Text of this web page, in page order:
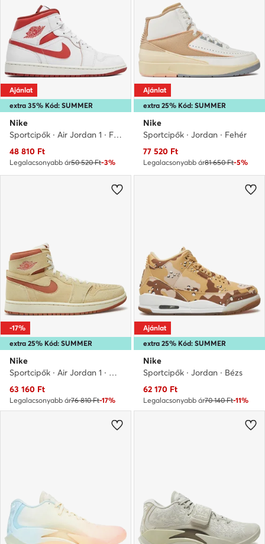
extra 35% Kód: SUMMER
Ajánlat
Nike
Sportcipők · Air Jordan 1 · Fehér
Aktuális ár
48 810 Ft
Legalacsonyabb ár50 520 Ft-3%
extra 25% Kód: SUMMER
Ajánlat
Nike
Sportcipők · Jordan · Fehér
Aktuális ár
77 520 Ft
Legalacsonyabb ár81 650 Ft-5%
extra 25% Kód: SUMMER
-17%
Nike
Sportcipők · Air Jordan 1 · Bézs
Aktuális ár
63 160 Ft
Legalacsonyabb ár76 810 Ft-17%
extra 25% Kód: SUMMER
Ajánlat
Nike
Sportcipők · Jordan · Bézs
Aktuális ár
62 170 Ft
Legalacsonyabb ár70 140 Ft-11%